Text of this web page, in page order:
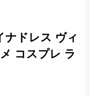
ナドレス ヴィ
コスプレ ラ